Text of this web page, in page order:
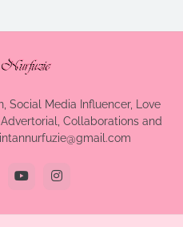
Social Media Influencer, Love
Collaborations and